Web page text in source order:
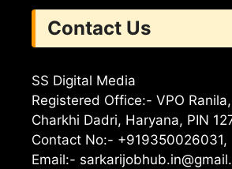
Contact Us
SS Digital Media
Registered Office:- VPO
Charkhi Dadri, Haryana, PIN
Contact No:- +919350026031,
Email:-